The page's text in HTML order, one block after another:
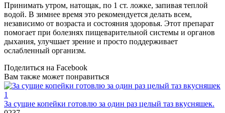
Принимать утром, натощак, по 1 ст. ложке, запивая теплой
водой. В зимнее время это рекомендуется делать всем,
независимо от возраста и состояния здоровья. Этот препарат
помогает при болезнях пищеварительной системы и органов
дыхания, улучшает зрение и просто поддерживает
ослабленный организм.
Поделиться на Facebook
Вам также может понравиться
За сущие копейки готовлю за один раз целый таз вкусняшек.